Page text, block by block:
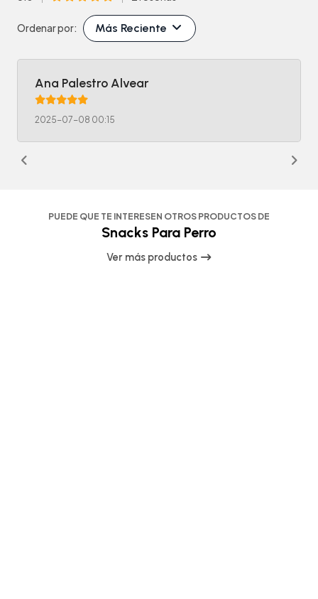
Ordenar por: Más Reciente
Ana Palestro Alvear
2025-07-08 00:15
PUEDE QUE TE INTERESEN OTROS PRODUCTOS DE
Snacks Para Perro
Ver más productos